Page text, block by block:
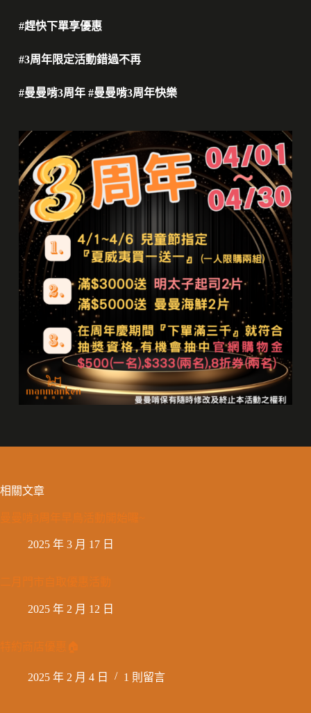
#趕快下單享優惠
#3周年限定活動錯過不再
#曼曼啃3周年 #曼曼啃3周年快樂
相關文章
曼曼啃3周年早鳥活動開始囉~
2025 年 3 月 17 日
二月門市自取優惠活動
2025 年 2 月 12 日
特約商店優惠🏠
2025 年 2 月 4 日 1 則留言